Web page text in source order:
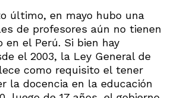
último, en mayo hubo una
de profesores aún no tienen
el Perú. Si bien hay
el 2003, la Ley General de
como requisito el tener
la docencia en la educación